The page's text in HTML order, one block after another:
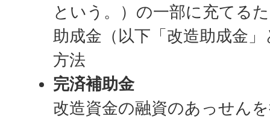
という。）の一部に充てる
助成金（以下「改造助成金
方法
完済補助金
改造資金の融資のあっせん